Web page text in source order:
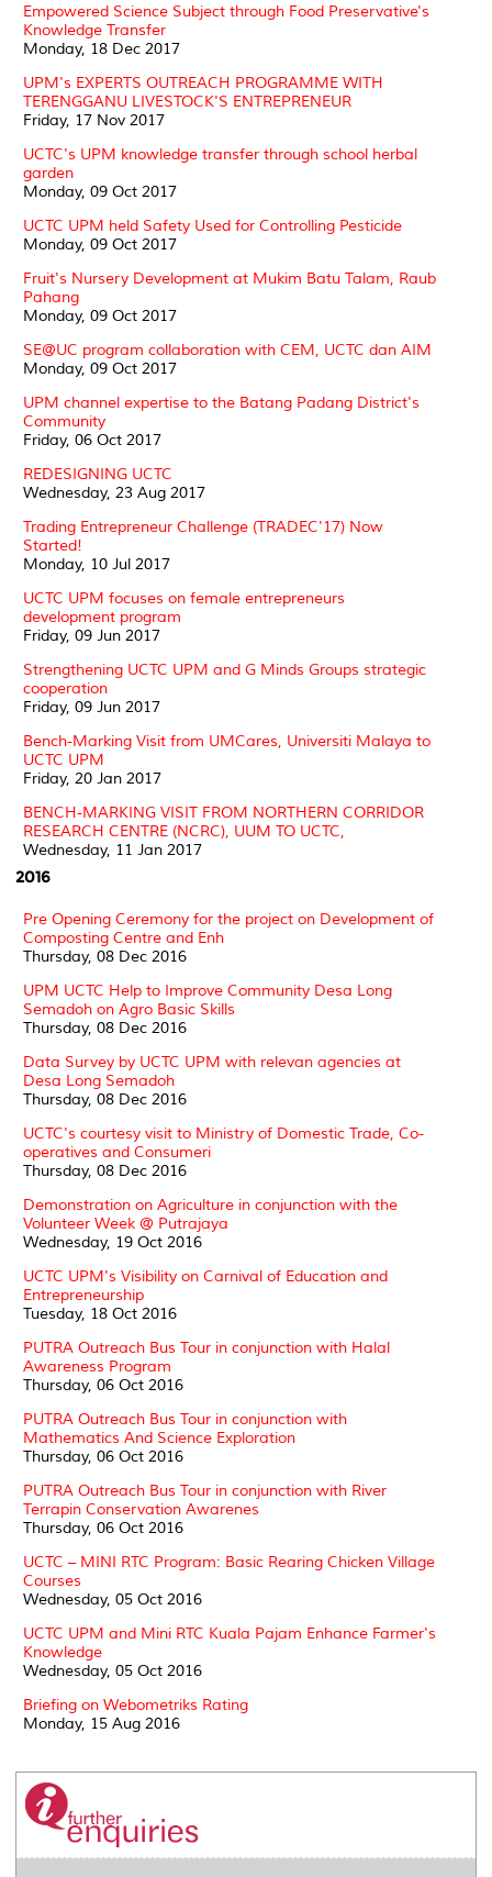
Empowered Science Subject through Food Preservative's
Knowledge Transfer
Monday, 18 Dec 2017
UPM's EXPERTS OUTREACH PROGRAMME WITH
TERENGGANU LIVESTOCK'S ENTREPRENEUR
Friday, 17 Nov 2017
UCTC's UPM knowledge transfer through school herbal
garden
Monday, 09 Oct 2017
UCTC UPM held Safety Used for Controlling Pesticide
Monday, 09 Oct 2017
Fruit's Nursery Development at Mukim Batu Talam, Raub
Pahang
Monday, 09 Oct 2017
SE@UC program collaboration with CEM, UCTC dan AIM
Monday, 09 Oct 2017
UPM channel expertise to the Batang Padang District's
Community
Friday, 06 Oct 2017
REDESIGNING UCTC
Wednesday, 23 Aug 2017
Trading Entrepreneur Challenge (TRADEC'17) Now
Started!
Monday, 10 Jul 2017
UCTC UPM focuses on female entrepreneurs
development program
Friday, 09 Jun 2017
Strengthening UCTC UPM and G Minds Groups strategic
cooperation
Friday, 09 Jun 2017
Bench-Marking Visit from UMCares, Universiti Malaya to
UCTC UPM
Friday, 20 Jan 2017
BENCH-MARKING VISIT FROM NORTHERN CORRIDOR
RESEARCH CENTRE (NCRC), UUM TO UCTC,
Wednesday, 11 Jan 2017
2016
Pre Opening Ceremony for the project on Development of
Composting Centre and Enh
Thursday, 08 Dec 2016
UPM UCTC Help to Improve Community Desa Long
Semadoh on Agro Basic Skills
Thursday, 08 Dec 2016
Data Survey by UCTC UPM with relevan agencies at
Desa Long Semadoh
Thursday, 08 Dec 2016
UCTC's courtesy visit to Ministry of Domestic Trade, Co-
operatives and Consumeri
Thursday, 08 Dec 2016
Demonstration on Agriculture in conjunction with the
Volunteer Week @ Putrajaya
Wednesday, 19 Oct 2016
UCTC UPM's Visibility on Carnival of Education and
Entrepreneurship
Tuesday, 18 Oct 2016
PUTRA Outreach Bus Tour in conjunction with Halal
Awareness Program
Thursday, 06 Oct 2016
PUTRA Outreach Bus Tour in conjunction with
Mathematics And Science Exploration
Thursday, 06 Oct 2016
PUTRA Outreach Bus Tour in conjunction with River
Terrapin Conservation Awarenes
Thursday, 06 Oct 2016
UCTC – MINI RTC Program: Basic Rearing Chicken Village
Courses
Wednesday, 05 Oct 2016
UCTC UPM and Mini RTC Kuala Pajam Enhance Farmer's
Knowledge
Wednesday, 05 Oct 2016
Briefing on Webometriks Rating
Monday, 15 Aug 2016